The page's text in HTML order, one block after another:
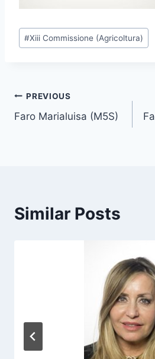
P
o
T
a
#Xiii Commissione (Agricoltura)
Post
navigation
PREVIOUS
Faro Marialuisa (M5S)
Similar Posts